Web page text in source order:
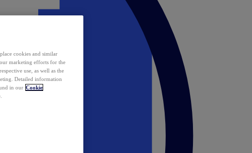
cookies and similar
marketing efforts for the
use, as well as the
Detailed information
in our Cookie